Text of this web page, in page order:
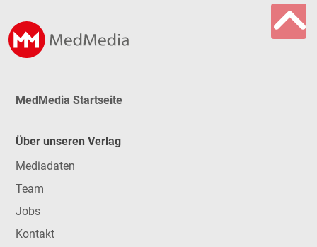
MedMedia Startseite
Über unseren Verlag
Mediadaten
Team
Jobs
Kontakt